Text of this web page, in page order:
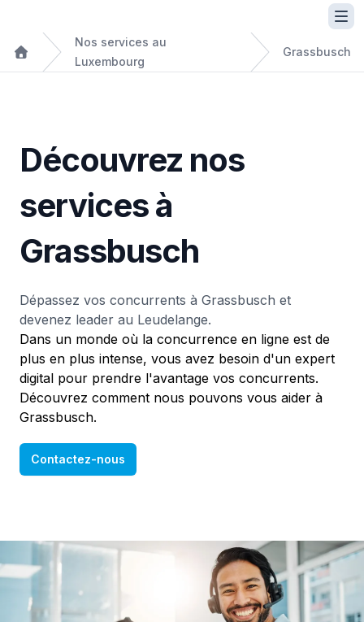
Nos services au
Luxembourg
Grassbusch
Découvrez nos
services à
Grassbusch
Dépassez vos concurrents à Grassbusch et
devenez leader au Leudelange.
Dans un monde où la concurrence en ligne est de
plus en plus intense, vous avez besoin d'un expert
digital pour prendre l'avantage vos concurrents.
Découvrez comment nous pouvons vous aider à
Grassbusch.
Contactez-nous